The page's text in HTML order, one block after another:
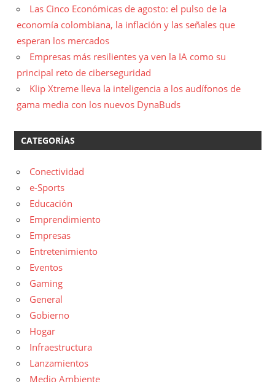
Las Cinco Económicas de agosto: el pulso de la
economía colombiana, la inflación y las señales que
esperan los mercados
Empresas más resilientes ya ven la IA como su
principal reto de ciberseguridad
Klip Xtreme lleva la inteligencia a los audífonos de
gama media con los nuevos DynaBuds
CATEGORÍAS
Conectividad
e-Sports
Educación
Emprendimiento
Empresas
Entretenimiento
Eventos
Gaming
General
Gobierno
Hogar
Infraestructura
Lanzamientos
Medio Ambiente